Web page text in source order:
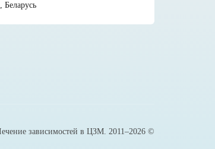
Беларусь
зависимостей в ЦЗМ. 2011–2026 ©